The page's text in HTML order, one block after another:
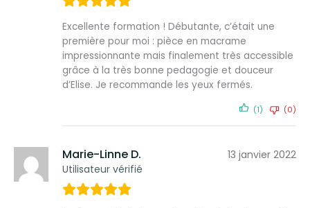
Excellente formation ! Débutante, c’était une
première pour moi : pièce en macrame
impressionnante mais finalement très accessible
grâce à la très bonne pedagogie et douceur
d’Elise. Je recommande les yeux fermés.
(1) (0)
Marie-Linne D.
Utilisateur vérifié
13 janvier 2022